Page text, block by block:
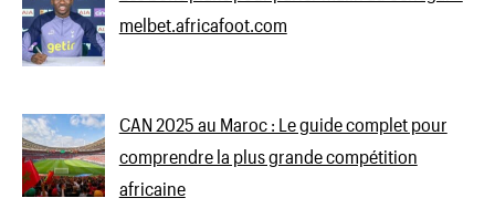
melbet.africafoot.com
CAN 2025 au Maroc : Le guide complet pour
comprendre la plus grande compétition
africaine